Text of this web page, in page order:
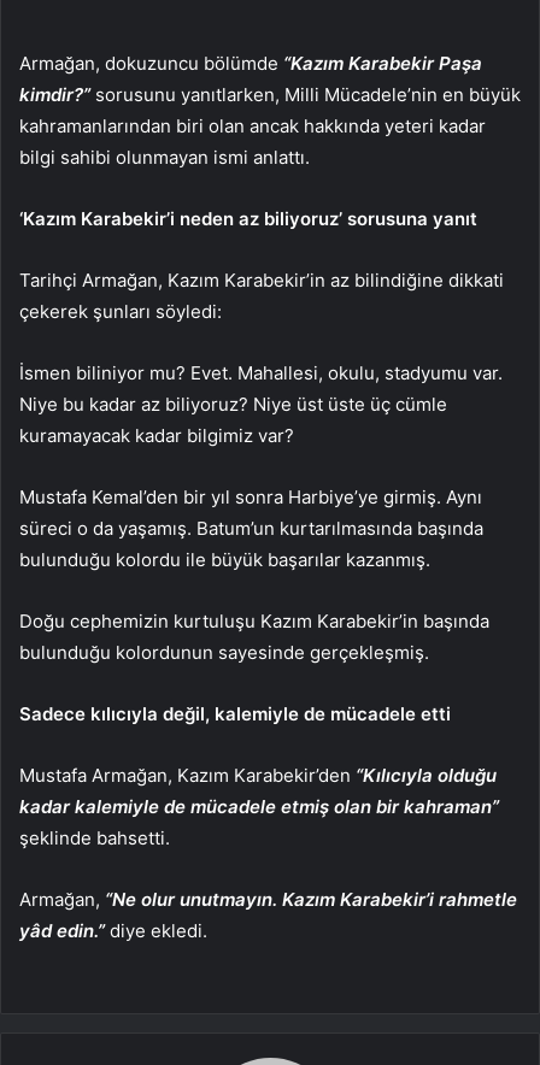
Armağan, dokuzuncu bölümde “Kazım Karabekir Paşa
kimdir?”sorusunu yanıtlarken, Milli Mücadele’nin en büyük
kahramanlarından biri olan ancak hakkında yeteri kadar
bilgi sahibi olunmayan ismi anlattı.
‘Kazım Karabekir’i neden az biliyoruz’ sorusuna yanıt
Tarihçi Armağan, Kazım Karabekir’in az bilindiğine dikkati
çekerek şunları söyledi:
İsmen biliniyor mu? Evet. Mahallesi, okulu, stadyumu var.
Niye bu kadar az biliyoruz? Niye üst üste üç cümle
kuramayacak kadar bilgimiz var?
Mustafa Kemal’den bir yıl sonra Harbiye’ye girmiş. Aynı
süreci o da yaşamış. Batum’un kurtarılmasında başında
bulunduğu kolordu ile büyük başarılar kazanmış.
Doğu cephemizin kurtuluşu Kazım Karabekir’in başında
bulunduğu kolordunun sayesinde gerçekleşmiş.
Sadece kılıcıyla değil, kalemiyle de mücadele etti
Mustafa Armağan, Kazım Karabekir’den “Kılıcıyla olduğu
kadar kalemiyle de mücadele etmiş olan bir kahraman”
şeklinde bahsetti.
Armağan, “Ne olur unutmayın. Kazım Karabekir’i rahmetle
yâd edin.”diye ekledi.